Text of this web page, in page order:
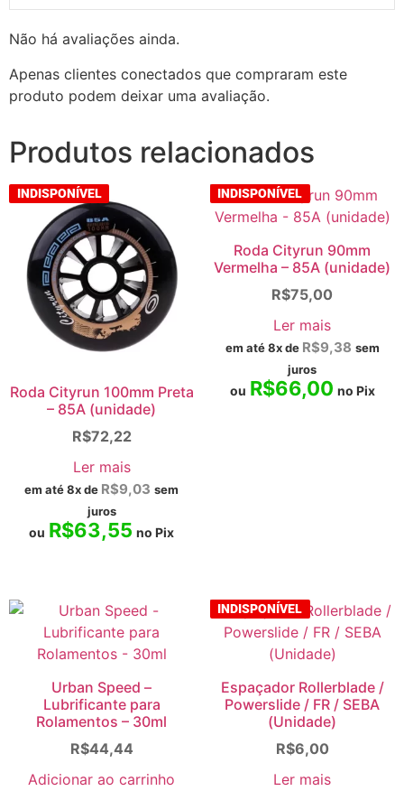
Não há avaliações ainda.
Apenas clientes conectados que compraram este
produto podem deixar uma avaliação.
Produtos relacionados
INDISPONÍVEL
Roda Cityrun 100mm Preta
– 85A (unidade)
R$72,22
Ler mais
em até 8x de R$9,03 sem
juros
ou R$63,55 no Pix
INDISPONÍVEL
Roda Cityrun 90mm
Vermelha – 85A (unidade)
R$75,00
Ler mais
em até 8x de R$9,38 sem
juros
ou R$66,00 no Pix
Urban Speed –
Lubrificante para
Rolamentos – 30ml
R$44,44
Adicionar ao carrinho
INDISPONÍVEL
Espaçador Rollerblade /
Powerslide / FR / SEBA
(Unidade)
R$6,00
Ler mais